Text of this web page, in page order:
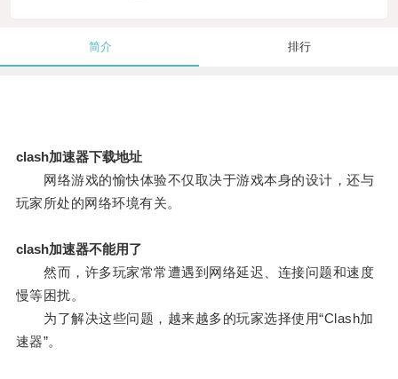
简介 排行
clash加速器下载地址
网络游戏的愉快体验不仅取决于游戏本身的设计，还与
玩家所处的网络环境有关。
clash加速器不能用了
然而，许多玩家常常遭遇到网络延迟、连接问题和速度
慢等困扰。
为了解决这些问题，越来越多的玩家选择使用“Clash加
速器”。